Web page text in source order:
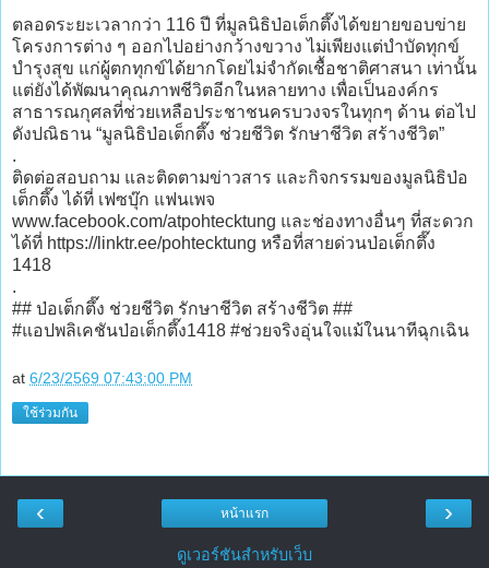
ตลอดระยะเวลากว่า 116 ปี ที่มูลนิธิป่อเต็กตึ๊งได้ขยายขอบข่าย
โครงการต่าง ๆ ออกไปอย่างกว้างขวาง ไม่เพียงแต่บำบัดทุกข์
บำรุงสุข แก่ผู้ตกทุกข์ได้ยากโดยไม่จำกัดเชื้อชาติศาสนา เท่านั้น
แต่ยังได้พัฒนาคุณภาพชีวิตอีกในหลายทาง เพื่อเป็นองค์กร
สาธารณกุศลที่ช่วยเหลือประชาชนครบวงจรในทุกๆ ด้าน ต่อไป
ดังปณิธาน “มูลนิธิป่อเต็กตึ๊ง ช่วยชีวิต รักษาชีวิต สร้างชีวิต”
.
ติดต่อสอบถาม และติดตามข่าวสาร และกิจกรรมของมูลนิธิป่อ
เต็กตึ๊ง ได้ที่ เฟซบุ๊ก แฟนเพจ
www.facebook.com/atpohtecktung และช่องทางอื่นๆ ที่สะดวก
ได้ที่ https://linktr.ee/pohtecktung หรือที่สายด่วนป่อเต็กตึ๊ง
1418
.
## ป่อเต็กตึ๊ง ช่วยชีวิต รักษาชีวิต สร้างชีวิต ##
#แอปพลิเคชันป่อเต็กตึ๊ง1418 #ช่วยจริงอุ่นใจแม้ในนาทีฉุกเฉิน
at 6/23/2569 07:43:00 PM
ใช้ร่วมกัน
‹ ›
หน้าแรก
ดูเวอร์ชันสำหรับเว็บ